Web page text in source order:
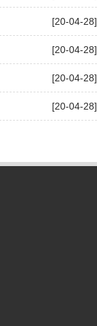
[20-04-28]
[20-04-28]
[20-04-28]
[20-04-28]